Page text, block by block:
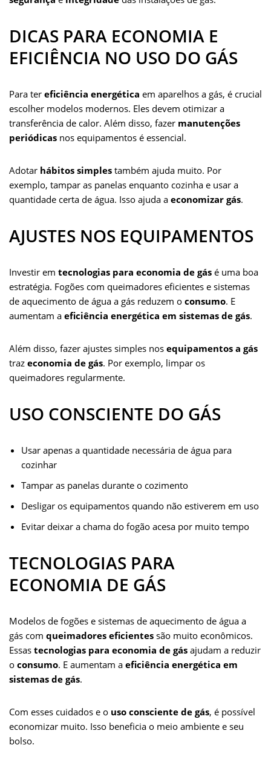
DICAS PARA ECONOMIA E
EFICIÊNCIA NO USO DO GÁS
Para ter eficiência energética em aparelhos a gás, é crucial
escolher modelos modernos. Eles devem otimizar a
transferência de calor. Além disso, fazer manutenções
periódicas nos equipamentos é essencial.
Adotar hábitos simples também ajuda muito. Por
exemplo, tampar as panelas enquanto cozinha e usar a
quantidade certa de água. Isso ajuda a economizar gás.
AJUSTES NOS EQUIPAMENTOS
Investir em tecnologias para economia de gás é uma boa
estratégia. Fogões com queimadores eficientes e sistemas
de aquecimento de água a gás reduzem o consumo. E
aumentam a eficiência energética em sistemas de gás.
Além disso, fazer ajustes simples nos equipamentos a gás
traz economia de gás. Por exemplo, limpar os
queimadores regularmente.
USO CONSCIENTE DO GÁS
Usar apenas a quantidade necessária de água para
cozinhar
Tampar as panelas durante o cozimento
Desligar os equipamentos quando não estiverem em uso
Evitar deixar a chama do fogão acesa por muito tempo
TECNOLOGIAS PARA
ECONOMIA DE GÁS
Modelos de fogões e sistemas de aquecimento de água a
gás com queimadores eficientes são muito econômicos.
Essas tecnologias para economia de gás ajudam a reduzir
o consumo. E aumentam a eficiência energética em
sistemas de gás.
Com esses cuidados e o uso consciente de gás, é possível
economizar muito. Isso beneficia o meio ambiente e seu
bolso.